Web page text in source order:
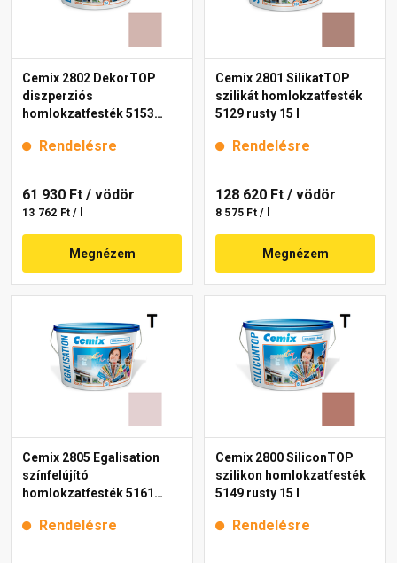
Cemix 2802 DekorTOP
diszperziós
homlokzatfesték 5153
Rendelésre
61 930 Ft / vödör
13 762 Ft / l
Megnézem
Cemix 2801 SilikatTOP
szilikát homlokzatfesték
5129 rusty 15 l
Rendelésre
128 620 Ft / vödör
8 575 Ft / l
Megnézem
Cemix 2805 Egalisation
színfelújító
homlokzatfesték 5161
Rendelésre
Cemix 2800 SiliconTOP
szilikon homlokzatfesték
5149 rusty 15 l
Rendelésre